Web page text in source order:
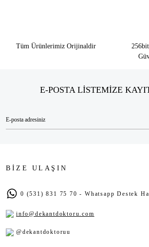
Tüm Ürünlerimiz Orijinaldir
E-POSTA LİSTEMİZE
BİZE ULAŞIN
0 (531) 831 75 70 - Whatsapp Destek
info@dekantdoktoru.com
@dekantdoktoruu